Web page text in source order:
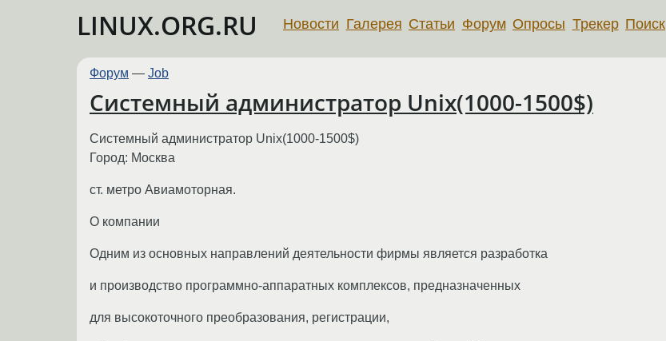
LINUX.ORG.RU Новости Галерея Статьи Форум Опросы Трекер Поиск
Форум — Job
Системный администратор Unix(1000-1500$)
Системный администратор Unix(1000-1500$)
Город: Москва
ст. метро Авиамоторная.
О компании
Одним из основных направлений деятельности фирмы является разработка
и производство программно-аппаратных комплексов, предназначенных
для высокоточного преобразования, регистрации,